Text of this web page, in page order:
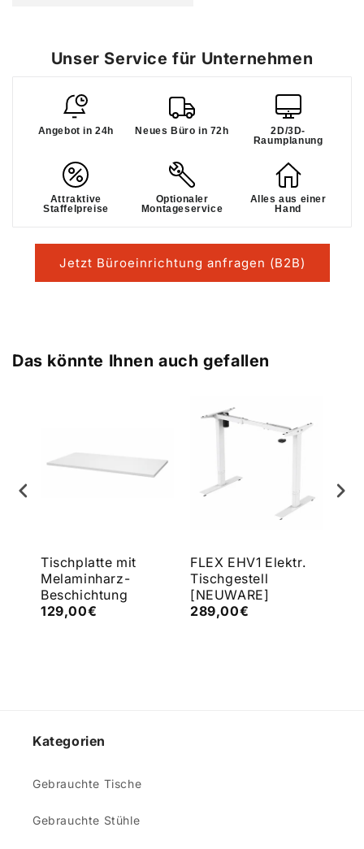
Unser Service für Unternehmen
Angebot in 24h Neues Büro in 72h
2D/3D-
Raumplanung
Attraktive
Staffelpreise
Optionaler
Montageservice
Alles aus einer
Hand
Jetzt Büroeinrichtung anfragen (B2B)
Das könnte Ihnen auch gefallen
Tischplatte mit
Melaminharz-
Beschichtung
129,00€
FLEX EHV1 Elektr.
Tischgestell
[NEUWARE]
289,00€
Kategorien
Gebrauchte Tische
Gebrauchte Stühle